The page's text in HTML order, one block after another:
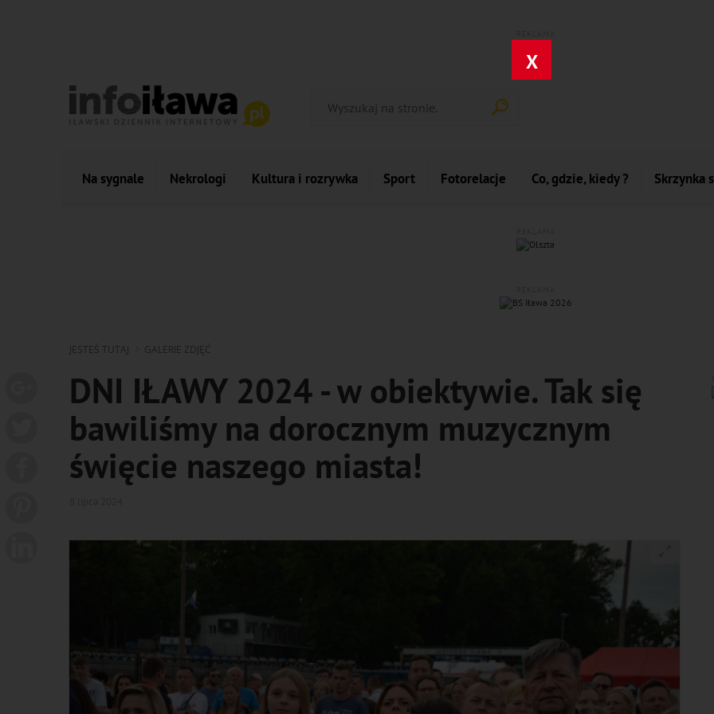
X
Na sygnale Nekrologi Kultura i rozrywka Sport Fotorelacje Co, gdzie, kiedy ? Skrzynka
JESTEŚ TUTAJ GALERIE ZDJĘĆ
DNI IŁAWY 2024 - w obiektywie. Tak się
bawiliśmy na dorocznym muzycznym
święcie naszego miasta!